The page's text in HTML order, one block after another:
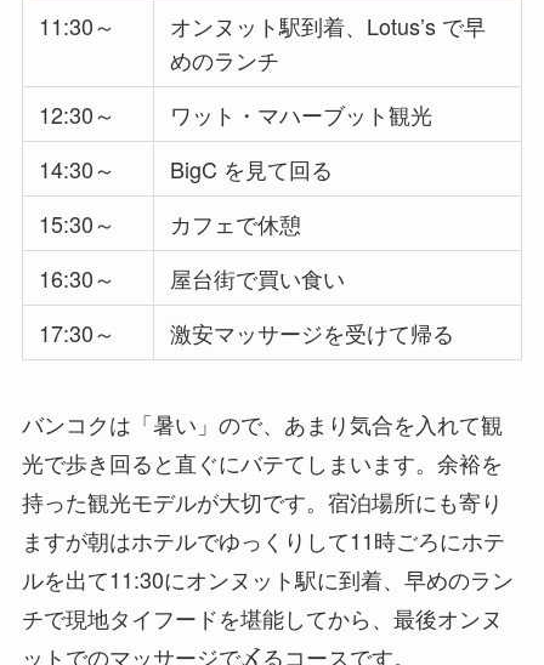
11:30～
オンヌット駅到着、Lotus’s で早
めのランチ
12:30～
ワット・マハーブット観光
14:30～
BigC を見て回る
15:30～
カフェで休憩
16:30～
屋台街で買い食い
17:30～
激安マッサージを受けて帰る
バンコクは「暑い」ので、あまり気合を入れて観
光で歩き回ると直ぐにバテてしまいます。余裕を
持った観光モデルが大切です。宿泊場所にも寄り
ますが朝はホテルでゆっくりして11時ごろにホテ
ルを出て11:30にオンヌット駅に到着、早めのラン
チで現地タイフードを堪能してから、最後オンヌ
ットでのマッサージで〆るコースです。